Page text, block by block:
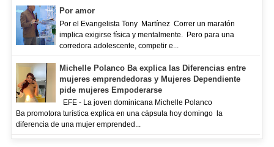
Por amor
Por el Evangelista Tony Martínez Correr un maratón
implica exigirse física y mentalmente. Pero para una
corredora adolescente, competir e...
Michelle Polanco Ba explica las Diferencias entre
mujeres emprendedoras y Mujeres Dependiente
pide mujeres Empoderarse
EFE - La joven dominicana Michelle Polanco
Ba promotora turística explica en una cápsula hoy domingo la
diferencia de una mujer emprended...